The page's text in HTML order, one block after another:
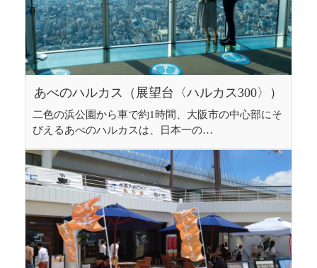
あべのハルカス（展望台〈ハルカス300〉）
二色の浜公園から車で約1時間、大阪市の中心部にそ
びえるあべのハルカスは、日本一の…